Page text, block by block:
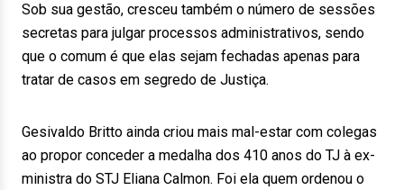
Sob sua gestão, cresceu também o número de sessões
secretas para julgar processos administrativos, sendo
que o comum é que elas sejam fechadas apenas para
tratar de casos em segredo de Justiça.
Gesivaldo Britto ainda criou mais mal-estar com colegas
ao propor conceder a medalha dos 410 anos do TJ à ex-
ministra do STJ Eliana Calmon. Foi ela quem ordenou o